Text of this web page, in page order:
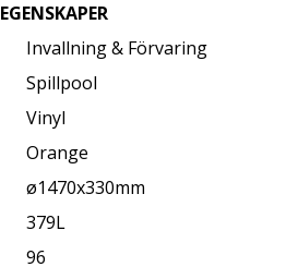
EGENSKAPER
Invallning & Förvaring
Spillpool
Vinyl
Orange
ø1470x330mm
379L
96